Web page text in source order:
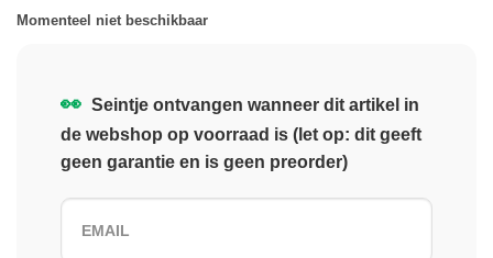
Momenteel niet beschikbaar
👀 Seintje ontvangen wanneer dit artikel in
de webshop op voorraad is (let op: dit geeft
geen garantie en is geen preorder)